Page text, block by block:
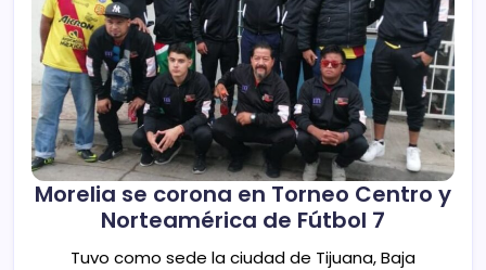
Morelia se corona en Torneo Centro y
Norteamérica de Fútbol 7
Tuvo como sede la ciudad de Tijuana, Baja